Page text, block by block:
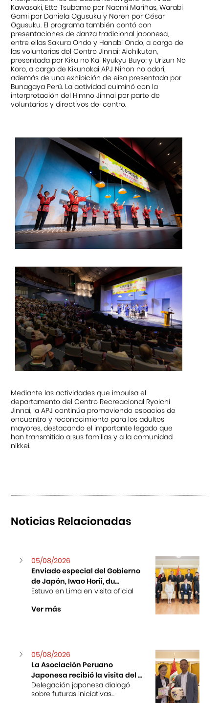
Kawasaki, Etto Tsubame por Naomi Mariñas, Warabi
Gami por Daniela Ogusuku y Noren por César
Ogusuku. El programa también contó con
presentaciones de danza tradicional japonesa,
entre ellas Sakura Ondo y Hanabi Ondo, a cargo de
las voluntarias del Centro Jinnai; Aichikuten,
presentada por Kiku no Kai Ryukyu Buyo; y Urizun No
Koro, a cargo de Kikunokai APJ Nihon no odori,
además de una exhibición de eisa presentada por
Bunagaya Perú. La actividad culminó con la
interpretación del Himno Jinnai por parte de
voluntarios y directivos del centro.
Mediante las actividades que impulsa el
departamento del Centro Recreacional Ryoichi
Jinnai, la APJ continúa promoviendo espacios de
encuentro y reconocimiento para los adultos
mayores, destacando el importante legado que
han transmitido a sus familias y a la comunidad
nikkei.
Noticias Relacionadas
05/08/2026
Enviado especial del Gobierno
de Japón, Iwao Horii, du...
Estuvo en Lima en visita oficial
Ver más
05/08/2026
La Asociación Peruano
Japonesa recibió la visita del ...
Delegación japonesa dialogó
sobre futuras iniciativas...